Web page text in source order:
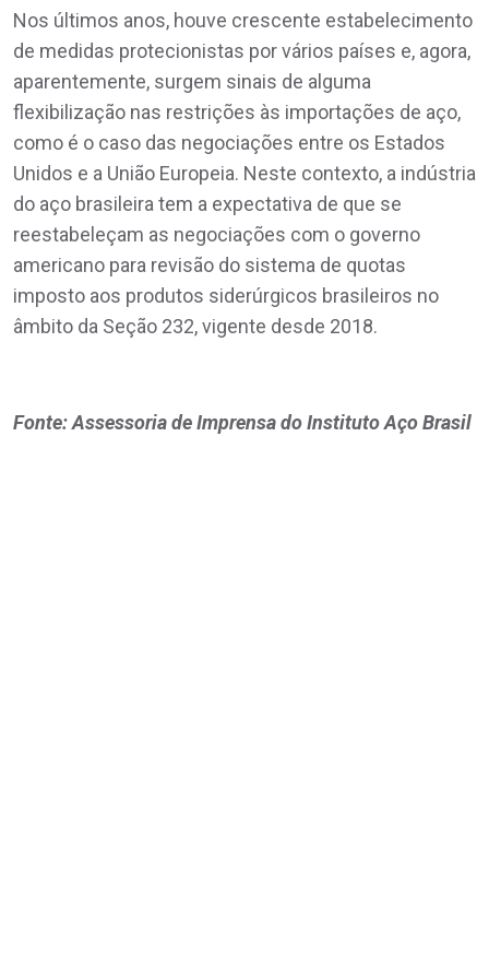
Nos últimos anos, houve crescente estabelecimento
de medidas protecionistas por vários países e, agora,
aparentemente, surgem sinais de alguma
flexibilização nas restrições às importações de aço,
como é o caso das negociações entre os Estados
Unidos e a União Europeia. Neste contexto, a indústria
do aço brasileira tem a expectativa de que se
reestabeleçam as negociações com o governo
americano para revisão do sistema de quotas
imposto aos produtos siderúrgicos brasileiros no
âmbito da Seção 232, vigente desde 2018.
Fonte: Assessoria de Imprensa do Instituto Aço Brasil